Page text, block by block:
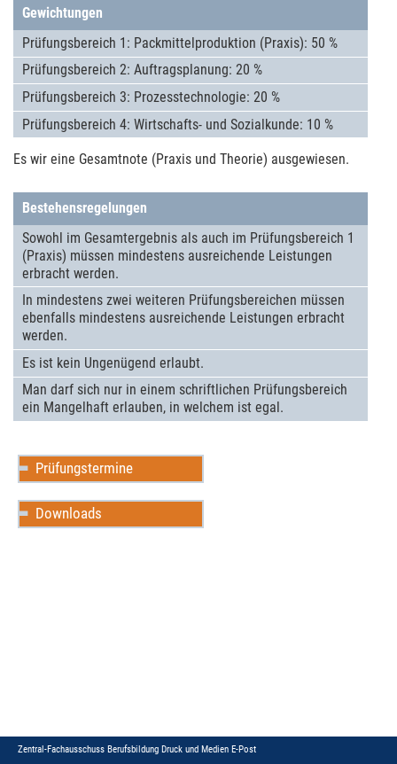
Gewichtungen
Prüfungsbe­reich 1: Pack­mit­tel­pro­duk­tion (Praxis): 50 %
Prüfungsbe­reich 2: Auf­trags­pla­nung: 20 %
Prüfungsbe­reich 3: Pro­zess­tech­no­logie: 20 %
Prüfungsbe­reich 4: Wirt­schafts- und Sozialkunde: 10 %
Es wir eine Gesamtnote (Praxis und Theorie) aus­gewie­sen.
Bestehensregelungen
Sowohl im Gesamt­er­geb­nis als auch im Prüfungsbe­reich 1
(Praxis) müssen mindes­tens aus­rei­chende Leis­tun­gen
erbracht werden.
In mindes­tens zwei wei­te­ren Prüfungsbe­rei­chen müssen
eben­falls mindes­tens aus­rei­chende Leis­tun­gen erbracht
werden.
Es ist kein Unge­nügend erlaubt.
Man darf sich nur in einem schrift­li­chen Prüfungsbe­reich
ein Mangelhaft erlau­ben, in welchem ist egal.
Prüfungstermine
Downloads
Zentral-Fachausschuss Berufsbildung Druck und Medien E-Post